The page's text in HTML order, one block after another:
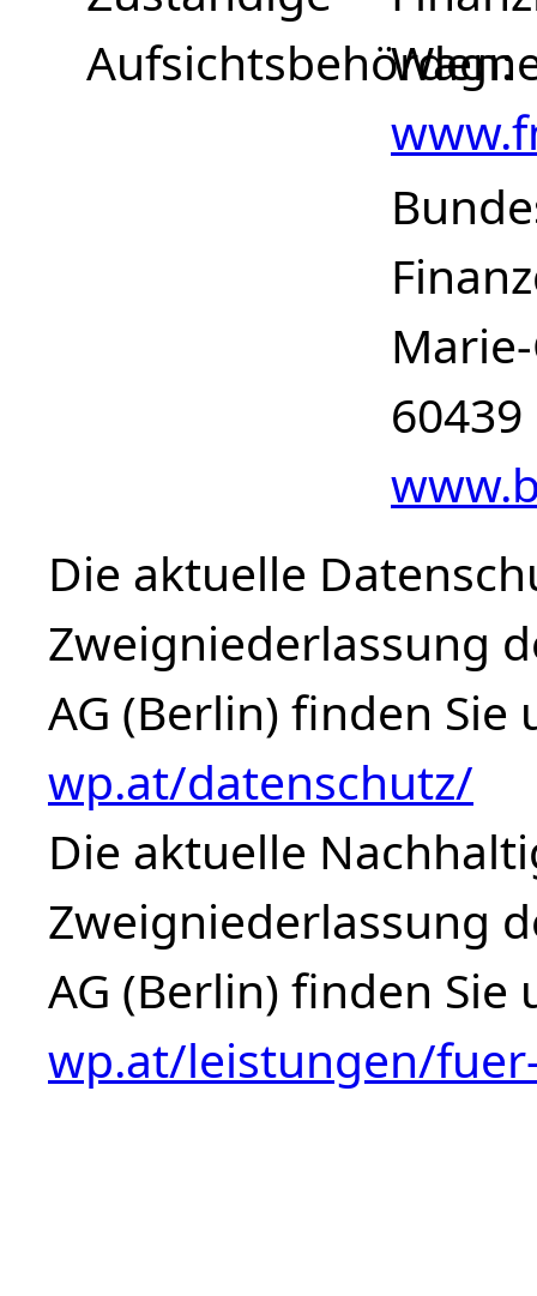
Aufsichtsbehörden
Die aktuelle
Zweigniederlassung
AG (Berlin) finden
wp.at/datenschutz/
Die aktuelle
Zweigniederlassung
AG (Berlin) finden
wp.at/leistungen/